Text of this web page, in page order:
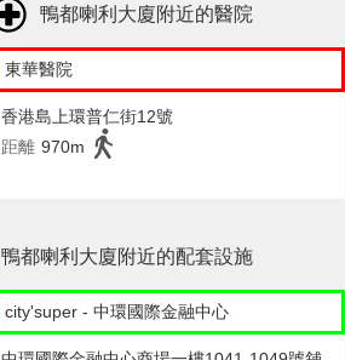
鴨都喇利大廈附近的醫院
東華醫院
香港島上環普仁街12號
距離 970m
鴨都喇利大廈附近的配套設施
city'super - 中環國際金融中心